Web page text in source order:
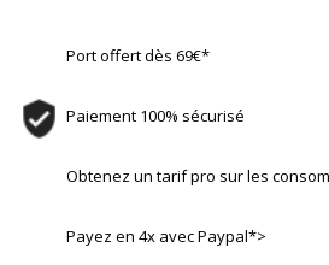
Port offert dès 69€*
Paiement 100% sécurisé
Obtenez un tarif pro sur les
Payez en 4x avec Paypal*>